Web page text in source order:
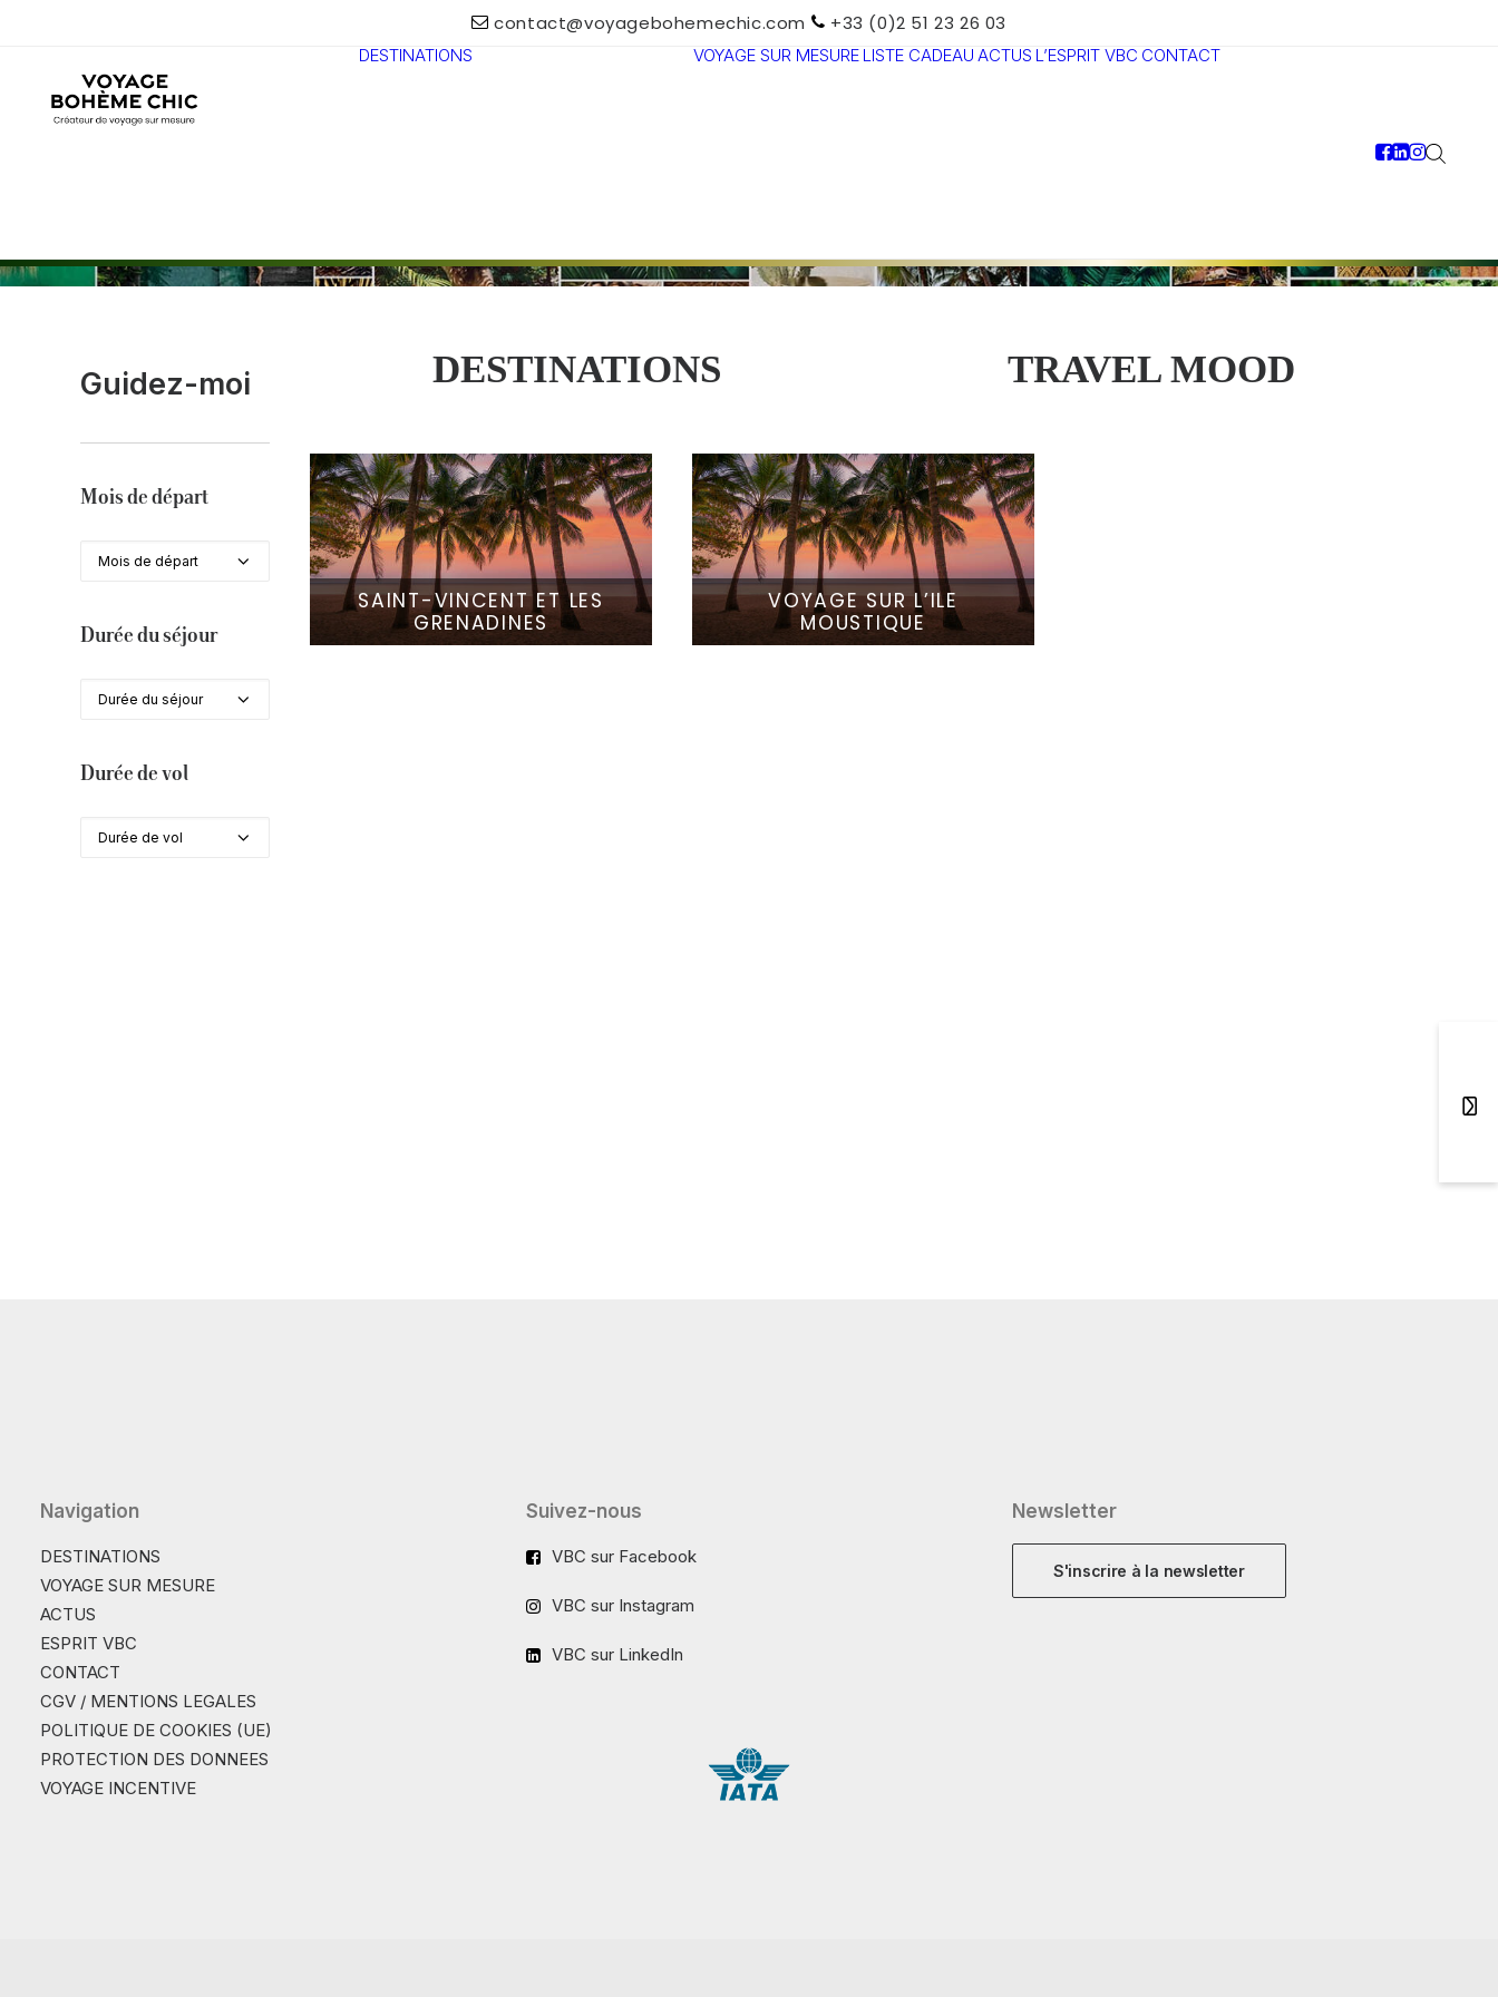
contact@voyagebohemechic.com +33 (0)2 51 23 26 03
DESTINATIONS VOYAGE SUR MESURE LISTE CADEAU ACTUS L’ESPRIT VBC CONTACT
Guidez-moi
Mois de départ
Mois de départ
Durée du séjour
Durée du séjour
Durée de vol
Durée de vol
DESTINATIONS TRAVEL MOOD
SAINT-VINCENT ET LES
GRENADINES
VOYAGE SUR L’ILE
MOUSTIQUE
Navigation
DESTINATIONS
VOYAGE SUR MESURE
ACTUS
ESPRIT VBC
CONTACT
CGV / MENTIONS LEGALES
POLITIQUE DE COOKIES (UE)
PROTECTION DES DONNEES
VOYAGE INCENTIVE
Suivez-nous
VBC sur Facebook
VBC sur Instagram
VBC sur LinkedIn
Newsletter
S'inscrire à la newsletter